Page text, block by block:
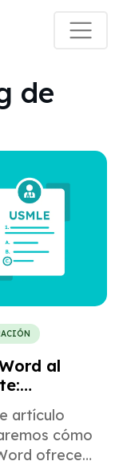
de
al
para
artículo
cómo
ofrece